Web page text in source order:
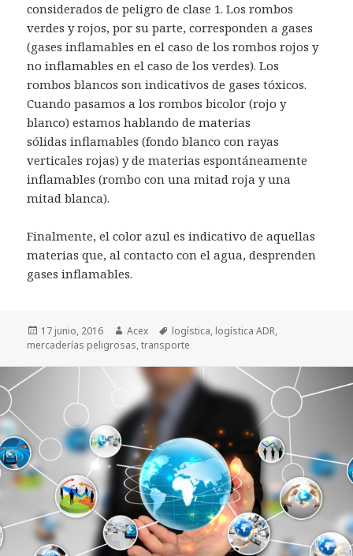
considerados de peligro de clase 1. Los rombos
verdes y rojos, por su parte, corresponden a gases
(gases inflamables en el caso de los rombos rojos y
no inflamables en el caso de los verdes). Los
rombos blancos son indicativos de gases tóxicos.
Cuando pasamos a los rombos bicolor (rojo y
blanco) estamos hablando de materias
sólidas inflamables (fondo blanco con rayas
verticales rojas) y de materias espontáneamente
inflamables (rombo con una mitad roja y una
mitad blanca).
Finalmente, el color azul es indicativo de aquellas
materias que, al contacto con el agua, desprenden
gases inflamables.
Publicado
el
17 junio, 2016 Autor
Acex Etiquetas
logística, logística ADR,
mercaderías peligrosas,transporte